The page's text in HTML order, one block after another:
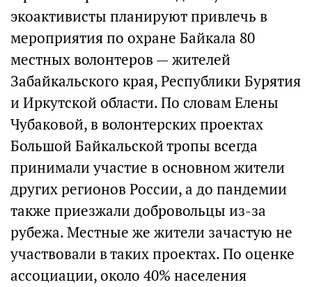
экоактивисты планируют привлечь в
мероприятия по охране Байкала 80
местных волонтеров — жителей
Забайкальского края, Республики Бурятия
и Иркутской области. По словам Елены
Чубаковой, в волонтерских проектах
Большой Байкальской тропы всегда
принимали участие в основном жители
других регионов России, а до пандемии
также приезжали добровольцы из-за
рубежа. Местные же жители зачастую не
участвовали в таких проектах. По оценке
ассоциации, около 40% населения